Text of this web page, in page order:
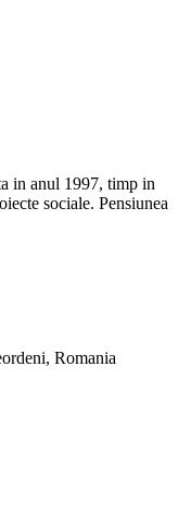
in anul 1997, timp in
sociale. Pensiunea
Romania